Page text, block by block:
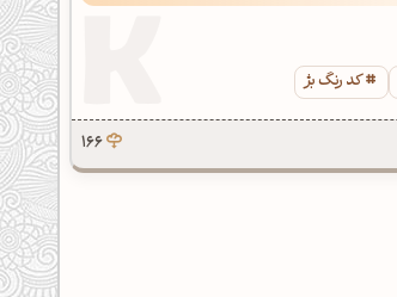
کد رنگ بژ
166